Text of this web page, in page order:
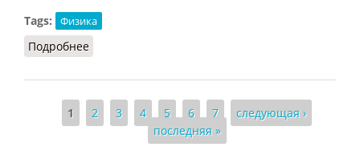
Tags:
Физика
Подробнее
Страницы
1 2 3 4 5 6 7
следующая ›
последняя »